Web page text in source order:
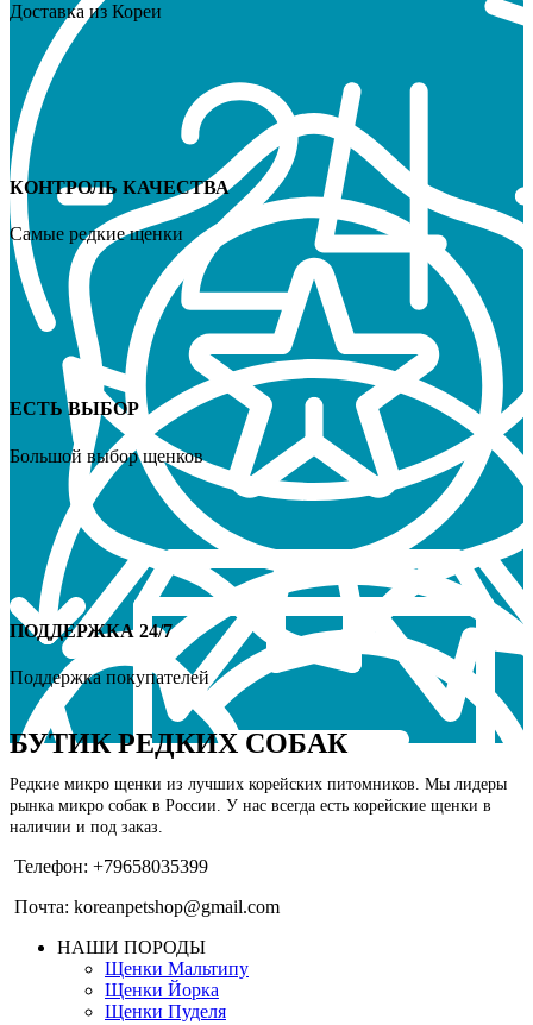
Доставка из Кореи
КОНТРОЛЬ КАЧЕСТВА
Самые редкие щенки
ЕСТЬ ВЫБОР
Большой выбор щенков
ПОДДЕРЖКА 24/7
Поддержка покупателей
БУТИК РЕДКИХ СОБАК
Редкие микро щенки из лучших корейских питомников. Мы лидеры
рынка микро собак в России. У нас всегда есть корейские щенки в
наличии и под заказ.
Телефон: +79658035399
Почта: koreanpetshop@gmail.com
НАШИ ПОРОДЫ
Щенки Мальтипу
Щенки Йорка
Щенки Пуделя